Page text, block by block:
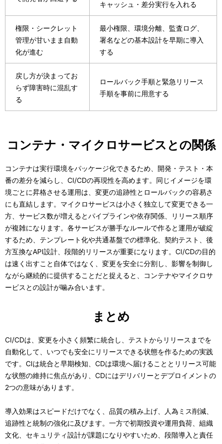
キャッシュ・差分実行を入れる
権限・シークレット
管理が甘いまま自動
化が進む
最小権限、環境分離、監査ログ、
署名などの基本設計を早期に導入
する
戻し方が決まってお
らず障害時に混乱す
る
ロールバック手順と緊急リリース
手順を事前に用意する
コンテナ・マイクロサービスとの関係
コンテナは実行環境をパッケージ化できるため、開発・テスト・本
番の差分を減らし、CI/CDの再現性を高めます。同じイメージを環
境ごとに昇格させる運用は、変更の追跡性とロールバックの容易さ
にも直結します。マイクロサービスは小さく独立して変更できる一
方、サービス数が増えるとパイプラインや依存関係、リリース順序
が複雑になります。各サービスが勝手なルールで作ると運用が破綻
するため、テンプレート化や共通基盤での標準化、契約テスト、後
方互換なAPI設計、段階的リリースが重要になります。CI/CDの目的
は速く出すこと自体ではなく、変更を安全に分割し、影響を制御し
ながら継続的に提供することだと捉えると、コンテナやマイクロサ
ービスとの設計が噛み合います。
まとめ
CI/CDは、変更を小さく頻繁に統合し、テストからリリースまでを
自動化して、いつでも安全にリリースできる状態を作るための実践
です。CIは統合と早期検知、CDは環境へ届けることとリリース可能
な状態の維持に焦点があり、CDにはデリバリーとデプロイメントの
2つの意味があります。
導入効果はスピードだけでなく、品質の積み上げ、人為ミス削減、
追跡性と統制の強化に及びます。一方で初期投資や運用負荷、組織
文化、セキュリティ設計が課題になりやすいため、段階導入と責任